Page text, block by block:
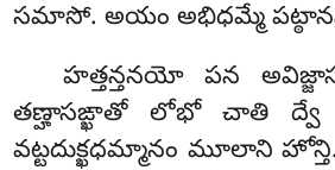
సమాసో. అయం అభిధమ్మే
హత్తన్తనయో పన
తణ్హాసఙ్ఖాతో లోభో చాతి ద్వే
వట్టదుక్ఖధమ్మానం మూలాని